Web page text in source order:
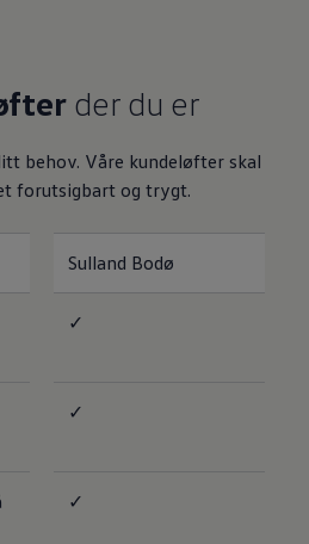
modeller
der du er
behov. Våre kundeløfter skal
forutsigbart og trygt.
Sulland Bodø
✓
✓
✓